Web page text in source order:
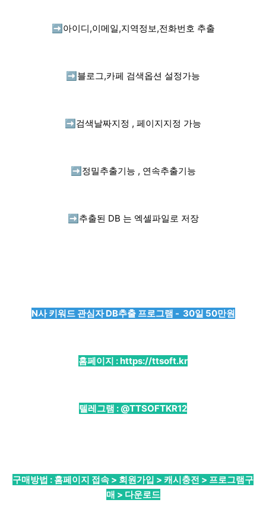
➡️ 아이디,이메일,지역정보,전화번호 추출
➡️ 블로그,카페 검색옵션 설정가능
➡️ 검색날짜지정 , 페이지지정 가능
➡️ 정밀추출기능 , 연속추출기능
➡️ 추출된 DB 는 엑셀파일로 저장
N사 키워드 관심자 DB추출 프로그램 - 30일 50만원
홈페이지 :https://ttsoft.kr
텔레그램 : @TTSOFTKR12
구매방법 : 홈페이지 접속 > 회원가입 > 캐시충전 > 프로그램구
매 > 다운로드